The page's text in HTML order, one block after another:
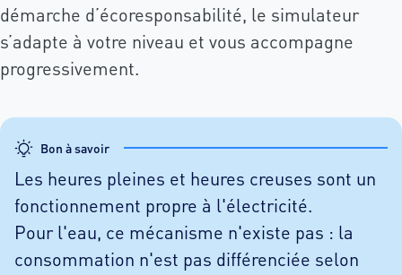
démarche d’écoresponsabilité, le simulateur
s’adapte à votre niveau et vous accompagne
progressivement.
Bon à savoir
Les heures pleines et heures creuses sont un
fonctionnement propre à l'électricité.
Pour l'eau, ce mécanisme n'existe pas : la
consommation n'est pas différenciée selon